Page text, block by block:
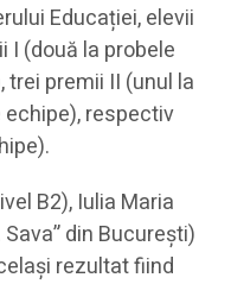
Educației, elevii
I (două la probele
trei premii II (unul la
respectiv
B2), Iulia Maria
din București)
rezultat fiind